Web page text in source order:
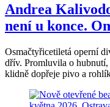
Andrea
není u konce.
Osmačtyřicetiletá operní
dřív. Promluvila o
klidně dopřeje pivo a